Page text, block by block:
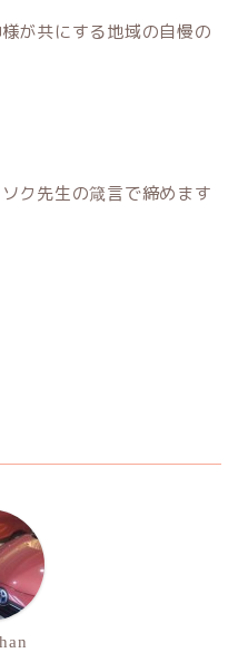
が共にする地域の自慢の
ク先生の箴言で締めます